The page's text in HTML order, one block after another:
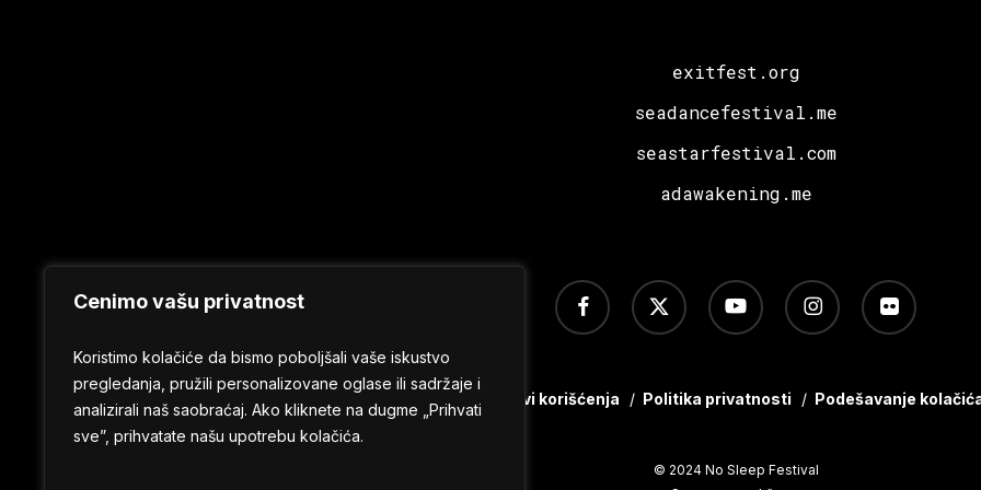
Cenimo vašu privatnost
Koristimo kolačiće da bismo poboljšali vaše iskustvo
pregledanja, pružili personalizovane oglase ili sadržaje i
analizirali naš saobraćaj. Ako kliknete na dugme „Prihvati
sve”, prihvatate našu upotrebu kolačića.
exitfest.org
seadancefestival.me
seastarfestival.com
adawakening.me
x-
twitter
facebook youtube instagram flickr
Uslovi korišćenja / Politika privatnosti / Podešavanje
© 2024 No Sleep Festival